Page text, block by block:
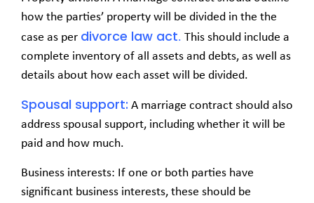
how the parties’ property will be divided in the the
case as per divorce law act. This should include a
complete inventory of all assets and debts, as well as
details about how each asset will be divided.
Spousal support: A marriage contract should also
address spousal support, including whether it will be
paid and how much.
Business interests: If one or both parties have
significant business interests, these should be